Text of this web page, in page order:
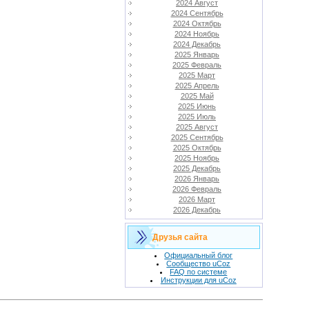
2024 Август
2024 Сентябрь
2024 Октябрь
2024 Ноябрь
2024 Декабрь
2025 Январь
2025 Февраль
2025 Март
2025 Апрель
2025 Май
2025 Июнь
2025 Июль
2025 Август
2025 Сентябрь
2025 Октябрь
2025 Ноябрь
2025 Декабрь
2026 Январь
2026 Февраль
2026 Март
2026 Декабрь
Друзья сайта
Официальный блог
Сообщество uCoz
FAQ по системе
Инструкции для uCoz